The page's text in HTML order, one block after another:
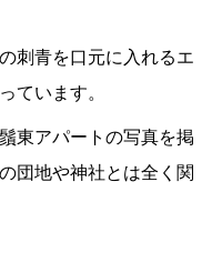
刺青を口元に入れるエ
ています。
東アパートの写真を掲
団地や神社とは全く関